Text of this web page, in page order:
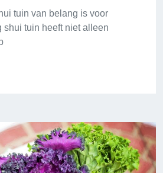
tuin van belang is voor
shui tuin heeft niet alleen